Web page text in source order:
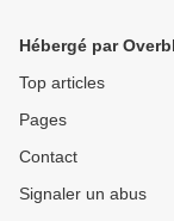
Hébergé par
Top articles
Pages
Contact
Signaler un abus